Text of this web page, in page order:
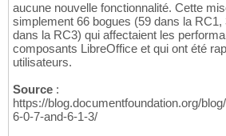
aucune nouvelle fonctionnalité. Cette
simplement 66 bogues (59 dans la
dans la RC3) qui affectaient les
composants LibreOffice et qui ont été
utilisateurs.
Source :
https://blog.documentfoundation.org/
6-0-7-and-6-1-3/